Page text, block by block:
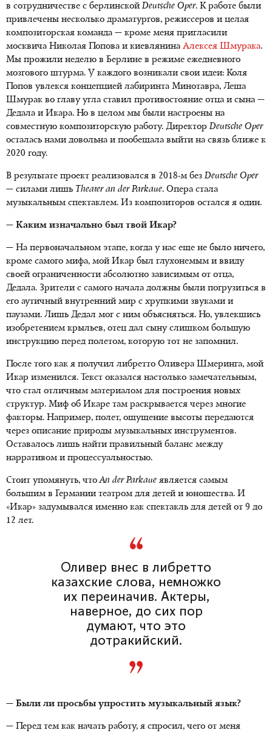
в сотрудничестве с берлинскойDeutsche Oper. К работе были
привлечены несколько драматургов, режиссеров и целая
композиторская команда — кроме меня пригласили
москвича Николая Попова и киевлянина Алексея Шмурака.
Мы прожили неделю в Берлине в режиме ежедневного
мозгового штурма. У каждого возникали свои идеи: Коля
Попов увлекся концепцией лабиринта Минотавра, Леша
Шмурак во главу угла ставил противостояние отца и сына —
Дедала и Икара. Но в целом мы были настроены на
совместную композиторскую работу. ДиректорDeutsche Oper
осталась нами довольна и пообещала выйти на связь ближе к
2020 году.
В результате проект реализовался в 2018-м безDeutsche Oper
— силами лишь Theater an der Parkaue. Опера стала
музыкальным спектаклем. Из композиторов остался я один.
— Каким изначально был твой Икар?
— На первоначальном этапе, когда у нас еще не было ничего,
кроме самого мифа, мой Икар был глухонемым и ввиду
своей ограниченности абсолютно зависимым от отца,
Дедала. Зрители с самого начала должны были погрузиться в
его аутичный внутренний мир с хрупкими звуками и
паузами. Лишь Дедал мог с ним объясняться. Но, увлекшись
изобретением крыльев, отец дал сыну слишком большую
инструкцию перед полетом, которую тот не запомнил.
После того как я получил либретто Оливера Шмеринга, мой
Икар изменился. Текст оказался настолько замечательным,
что стал отличным материалом для построения новых
структур. Миф об Икаре там раскрывается через многие
факторы. Например, полет, ощущение высоты передаются
через описание природы музыкальных инструментов.
Оставалось лишь найти правильный баланс между
нарративом и процессуальностью.
Стоит упомянуть, чтоAn der Parkaue является самым
большим в Германии театром для детей и юношества. И
«Икар» задумывался именно как спектакль для детей от 9 до
12 лет.
Оливер внес в либретто
казахские слова, немножко
их переиначив. Актеры,
наверное, до сих пор
думают, что это
дотракийский.
— Были ли просьбы упростить музыкальный язык?
— Перед тем как начать работу, я спросил, чего от меня